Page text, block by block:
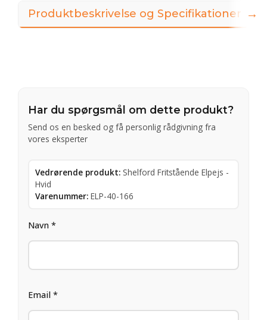
Produktbeskrivelse og Specifikationer
Har du spørgsmål om dette produkt?
Send os en besked og få personlig rådgivning fra
vores eksperter
Vedrørende produkt: Shelford Fritstående Elpejs -
Hvid
Varenummer: ELP-40-166
Navn *
Email *
→